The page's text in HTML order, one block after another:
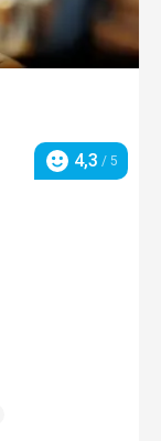
Hodnocení
4,3 / 5